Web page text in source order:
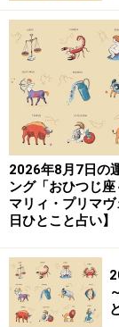
2026年8月7日の
ング「おひつじ座
マリィ・プリマ
日ひとこと占い】